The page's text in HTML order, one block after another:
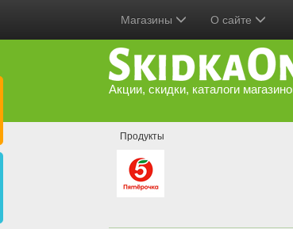
Магазины О сайте
Акции, скидки, каталоги
Продукты